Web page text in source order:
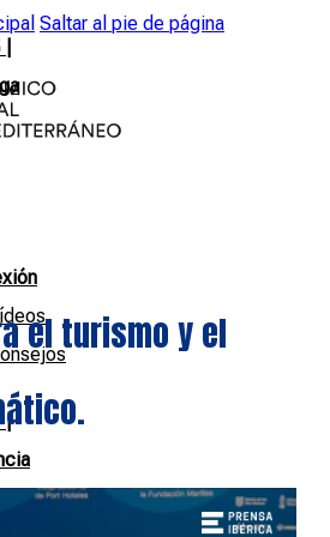
Saltar al pie de página
|
el turismo y el